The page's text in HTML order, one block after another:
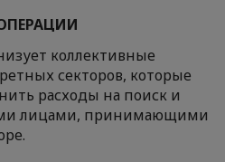
коллективные
секторов, которые
расходы на поиск и
лицами, принимающими